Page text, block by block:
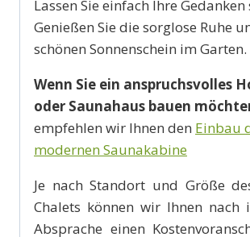
Lassen Sie einfach Ihre Gedanken
Genießen Sie die sorglose Ruhe
schönen Sonnenschein im Garten.
Wenn Sie ein anspruchsvolles
oder Saunahaus bauen
empfehlen wir Ihnen den Einbau
modernen Saunakabine
Je nach Standort und Größe
Chalets können wir Ihnen nach
Absprache einen